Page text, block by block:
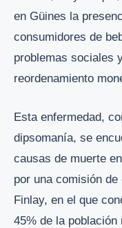
en Güines la
consumidores de
problemas sociales
reordenamiento
Esta enfermedad,
dipsomanía, se
causas de muerte
por una comisión
Finlay, en el que
45% de la